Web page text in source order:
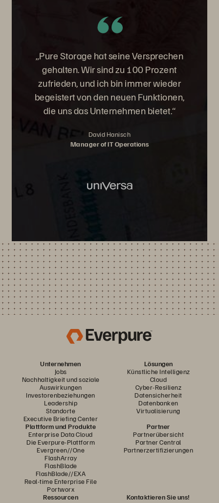
„Pure Storage hat seine Versprechen
gehalten. Wir sind zu 100 Prozent
zufrieden, und ich bin immer wieder
begeistert von den neuen Funktionen,
die uns das Unternehmen bietet.“
David Hanisch
Manager of IT Operations
Unternehmen
Jobs
Nachhaltigkeit und soziale
Auswirkungen
Investorenbeziehungen
Leadership
Standorte
Executive Briefing Center
Lösungen
Künstliche Intelligenz
Cloud
Cyber-Resilienz
Datensicherheit
Datenbanken
Virtualisierung
Plattform und Produkte
Enterprise Data Cloud
Die Everpure-Plattform
Evergreen//One
FlashArray
FlashBlade
FlashBlade//EXA
Real-time Enterprise File
Portworx
Partner
Partnerübersicht
Partner Central
Partnerzertifizierungen
Ressourcen
Kontaktieren Sie uns!